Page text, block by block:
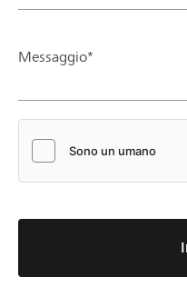
Messaggio*